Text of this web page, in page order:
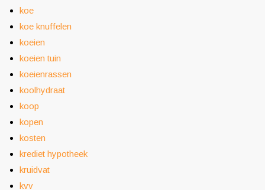
koe
koe knuffelen
koeien
koeien tuin
koeienrassen
koolhydraat
koop
kopen
kosten
krediet hypotheek
kruidvat
kvv